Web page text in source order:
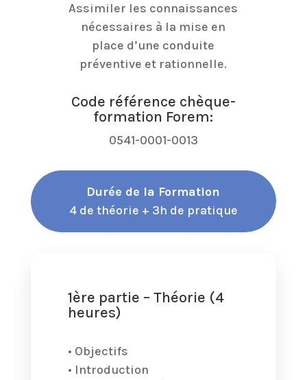
Assimiler les connaissances
nécessaires à la mise en
place d’une conduite
préventive et rationnelle.
Code référence chèque-
formation Forem:
0541-0001-0013
Durée de la Formation
4 de théorie + 3h de pratique
1ère partie – Théorie (4
heures)
• Objectifs
• Introduction